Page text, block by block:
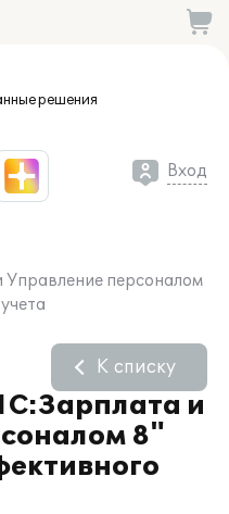
решения
Вход
персоналом
и
8"
К списку